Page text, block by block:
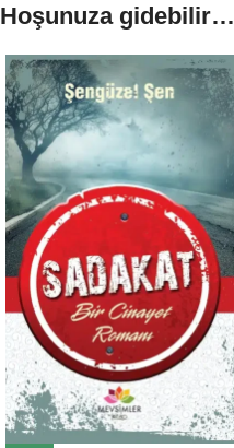
Hoşunuza gidebilir…